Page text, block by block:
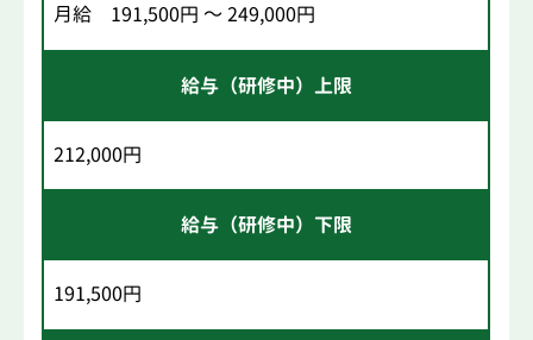
月給 191,500円 ～ 249,000円
給与（研修中）上限
212,000円
給与（研修中）下限
191,500円